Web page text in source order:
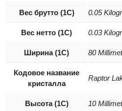
Вес брутто (1С) 0.05
Вес нетто (1С) 0.03
Ширина (1С) 80
Кодовое название
кристалла
Raptor
Высота (1С) 10